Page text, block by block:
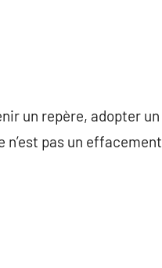
un repère, adopter un
pas un effacement